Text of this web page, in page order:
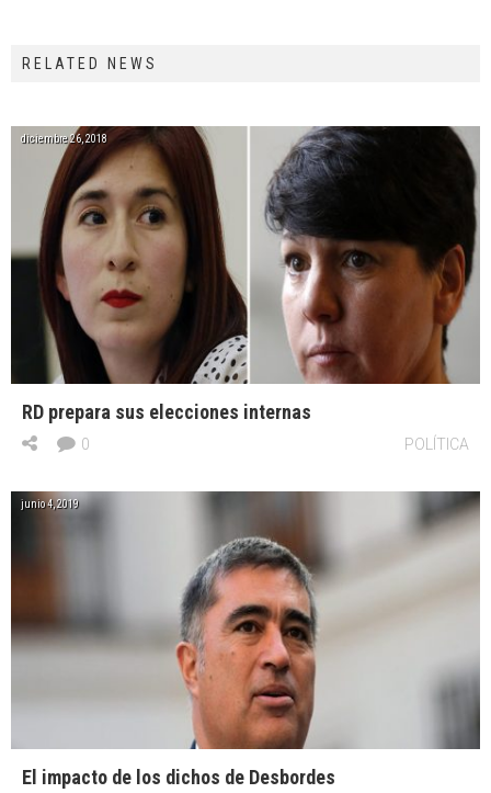
RELATED NEWS
diciembre 26, 2018
RD prepara sus elecciones internas
POLÍTICA
0
junio 4, 2019
El impacto de los dichos de Desbordes